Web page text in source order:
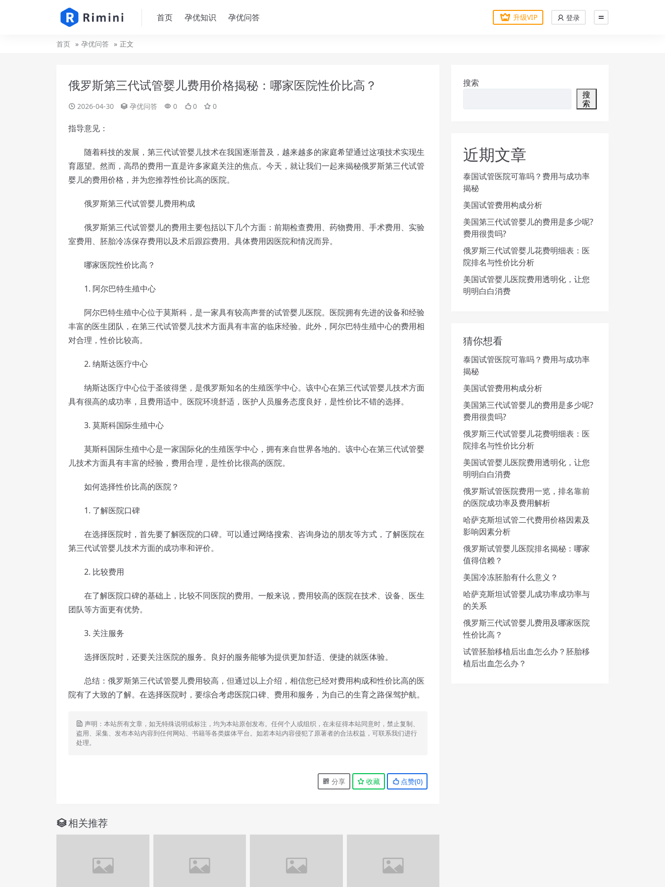
首页 孕优知识 孕优问答 升级VIP 登录
首页 孕优问答 正文
俄罗斯第三代试管婴儿费用价格揭秘：哪家医院性价比高？
2026-04-30 孕优问答 0 0 0
指导意见：
随着科技的发展，第三代试管婴儿技术在我国逐渐普及，越来越多的家庭希望通过这项技术实现生
育愿望。然而，高昂的费用一直是许多家庭关注的焦点。今天，就让我们一起来揭秘俄罗斯第三代试管
婴儿的费用价格，并为您推荐性价比高的医院。
俄罗斯第三代试管婴儿费用构成
俄罗斯第三代试管婴儿的费用主要包括以下几个方面：前期检查费用、药物费用、手术费用、实验
室费用、胚胎冷冻保存费用以及术后跟踪费用。具体费用因医院和情况而异。
哪家医院性价比高？
1. 阿尔巴特生殖中心
阿尔巴特生殖中心位于莫斯科，是一家具有较高声誉的试管婴儿医院。医院拥有先进的设备和经验
丰富的医生团队，在第三代试管婴儿技术方面具有丰富的临床经验。此外，阿尔巴特生殖中心的费用相
对合理，性价比较高。
2. 纳斯达医疗中心
纳斯达医疗中心位于圣彼得堡，是俄罗斯知名的生殖医学中心。该中心在第三代试管婴儿技术方面
具有很高的成功率，且费用适中。医院环境舒适，医护人员服务态度良好，是性价比不错的选择。
3. 莫斯科国际生殖中心
莫斯科国际生殖中心是一家国际化的生殖医学中心，拥有来自世界各地的。该中心在第三代试管婴
儿技术方面具有丰富的经验，费用合理，是性价比很高的医院。
如何选择性价比高的医院？
1. 了解医院口碑
在选择医院时，首先要了解医院的口碑。可以通过网络搜索、咨询身边的朋友等方式，了解医院在
第三代试管婴儿技术方面的成功率和评价。
2. 比较费用
在了解医院口碑的基础上，比较不同医院的费用。一般来说，费用较高的医院在技术、设备、医生
团队等方面更有优势。
3. 关注服务
选择医院时，还要关注医院的服务。良好的服务能够为提供更加舒适、便捷的就医体验。
总结：俄罗斯第三代试管婴儿费用较高，但通过以上介绍，相信您已经对费用构成和性价比高的医
院有了大致的了解。在选择医院时，要综合考虑医院口碑、费用和服务，为自己的生育之路保驾护航。
声明：本站所有文章，如无特殊说明或标注，均为本站原创发布。任何个人或组织，在未征得本站同意时，禁止复制、
盗用、采集、发布本站内容到任何网站、书籍等各类媒体平台。如若本站内容侵犯了原著者的合法权益，可联系我们进行
处理。
分享 收藏 点赞(0)
相关推荐
搜索
搜
索
近期文章
泰国试管医院可靠吗？费用与成功率
揭秘
美国试管费用构成分析
美国第三代试管婴儿的费用是多少呢?
费用很贵吗?
俄罗斯三代试管婴儿花费明细表：医
院排名与性价比分析
美国试管婴儿医院费用透明化，让您
明明白白消费
猜你想看
泰国试管医院可靠吗？费用与成功率
揭秘
美国试管费用构成分析
美国第三代试管婴儿的费用是多少呢?
费用很贵吗?
俄罗斯三代试管婴儿花费明细表：医
院排名与性价比分析
美国试管婴儿医院费用透明化，让您
明明白白消费
俄罗斯试管医院费用一览，排名靠前
的医院成功率及费用解析
哈萨克斯坦试管二代费用价格因素及
影响因素分析
俄罗斯试管婴儿医院排名揭秘：哪家
值得信赖？
美国冷冻胚胎有什么意义？
哈萨克斯坦试管婴儿成功率成功率与
的关系
俄罗斯三代试管婴儿费用及哪家医院
性价比高？
试管胚胎移植后出血怎么办？胚胎移
植后出血怎么办？